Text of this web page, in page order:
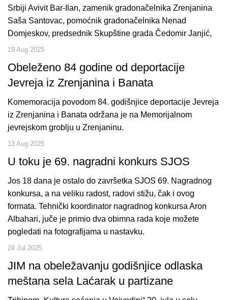
Srbiji Avivit Bar-Ilan, zamenik gradonačelnika Zrenjanina
Saša Santovac, pomoćnik gradonačelnika Nenad
Domjeskov, predsednik Skupštine grada Čedomir Janjić,
19 Aug 2025
Obeleženo 84 godine od deportacije
Jevreja iz Zrenjanina i Banata
Komemoracija povodom 84. godišnjice deportacije Jevreja
iz Zrenjanina i Banata održana je na Memorijalnom
jevrejskom groblju u Zrenjaninu.
13 Aug 2025
U toku je 69. nagradni konkurs SJOS
Jos 18 dana je ostalo do završetka SJOS 69. Nagradnog
konkursa, a na veliku radost, radovi stižu, čak i ovog
formata. Tehnički koordinator nagradnog konkursa Aron
Albahari, juče je primio dva obimna rada koje možete
pogledati na fotografijama u nastavku.
24 Jul 2025
JIM na obeležavanju godišnjice odlaska
meštana sela Laćarak u partizane